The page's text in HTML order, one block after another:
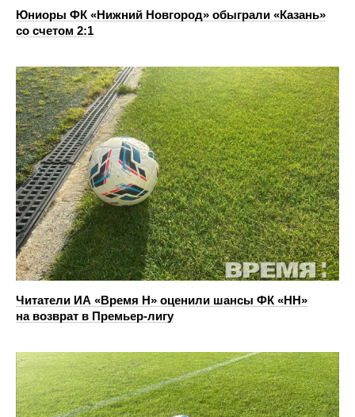
Юниоры ФК «Нижний Новгород» обыграли «Казань»
со счетом 2:1
Читатели ИА «Время Н» оценили шансы ФК «НН»
на возврат в Премьер-лигу